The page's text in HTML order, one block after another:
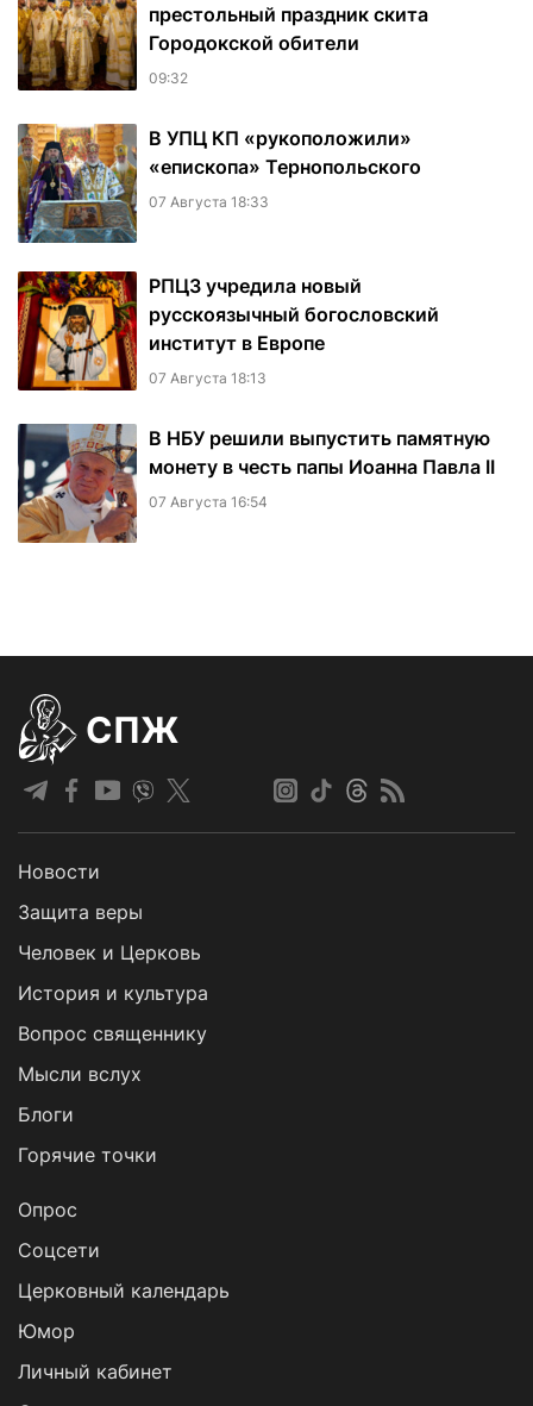
престольный праздник скита
Городокской обители
09:32
В УПЦ КП «рукоположили»
«епископа» Тернопольского
07 Августа 18:33
РПЦЗ учредила новый
русскоязычный богословский
институт в Европе
07 Августа 18:13
В НБУ решили выпустить памятную
монету в честь папы Иоанна Павла II
07 Августа 16:54
СПЖ
Новости
Защита веры
Человек и Церковь
История и культура
Вопрос священнику
Мысли вслух
Блоги
Горячие точки
Опрос
Cоцсети
Церковный календарь
Юмор
Личный кабинет